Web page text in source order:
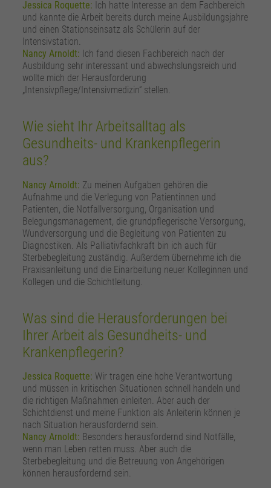
Jessica Roquette: Ich hatte Interesse an dem Fachbereich
und kannte die Arbeit bereits durch meine Ausbildungsjahre
und einen Stationseinsatz als Schülerin auf der
Intensivstation.
Nancy Arnoldt: Ich fand diesen Fachbereich nach der
Ausbildung sehr interessant und abwechslungsreich und
wollte mich der Herausforderung
„Intensivpflege/Intensivmedizin“ stellen.
Wie sieht Ihr Arbeitsalltag als
Gesundheits- und Krankenpflegerin
aus?
Nancy Arnoldt: Zu meinen Aufgaben gehören die
Aufnahme und die Verlegung von Patientinnen und
Patienten, die Notfallversorgung, Organisation und
Belegungsmanagement, die grundpflegerische Versorgung,
Wundversorgung und die Begleitung von Patienten zu
Diagnostiken. Als Palliativfachkraft bin ich auch für
Sterbebegleitung zuständig. Außerdem übernehme ich die
Praxisanleitung und die Einarbeitung neuer Kolleginnen und
Kollegen und die Schichtleitung.
Was sind die Herausforderungen bei
Ihrer Arbeit als Gesundheits- und
Krankenpflegerin?
Jessica Roquette: Wir tragen eine hohe Verantwortung
und müssen in kritischen Situationen schnell handeln und
die richtigen Maßnahmen einleiten. Aber auch der
Schichtdienst und meine Funktion als Anleiterin können je
nach Situation herausfordernd sein.
Nancy Arnoldt: Besonders herausfordernd sind Notfälle,
wenn man Leben retten muss. Aber auch die
Sterbebegleitung und die Betreuung von Angehörigen
können herausfordernd sein.